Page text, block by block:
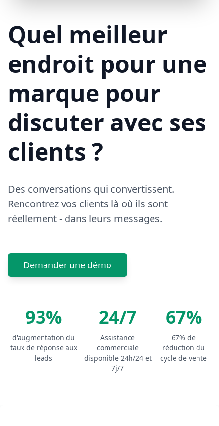
Quel meilleur
endroit pour une
marque pour
discuter avec ses
clients ?
Des conversations qui convertissent.
Rencontrez vos clients là où ils sont
réellement - dans leurs messages.
Demander une démo
93%
d'augmentation du
taux de réponse aux
leads
24/7
Assistance
commerciale
disponible 24h/24 et
7j/7
67%
67% de
réduction du
cycle de vente